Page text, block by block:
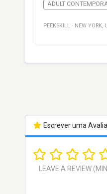
ADULT
PEEKSKILL · NEW YORK,
Escrever uma